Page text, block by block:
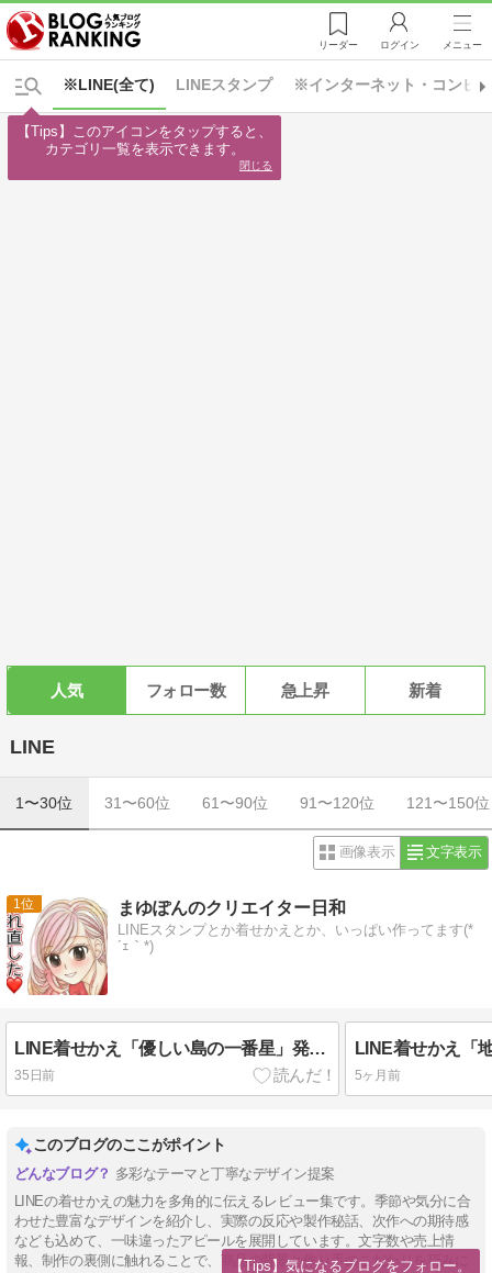
リーダー ログイン メニュー
※LINE(全て) ※インターネット・コンピ
LINEスタンプ
人気 フォロー数 急上昇 新着
LINE
1〜30位 31〜60位 61〜90位 91〜120位 121〜150位
画像表示 文字表示
1 まゆぽんのクリエイター日和
LINEスタンプとか着せかえとか、いっぱい作ってます(*
´ｪ｀*)
LINE着せかえ「優しい島の一番星」発売中です！
35日前 5ヶ月前
このブログのここがポイント
多彩なテーマと丁寧なデザイン提案
LINEの着せかえの魅力を多角的に伝えるレビュー集です。季節や気分に合
わせた豊富なデザインを紹介し、実際の反応や製作秘話、次作への期待感
なども込めて、一味違ったアピールを展開しています。文字数や売上情
報、制作の裏側に触れることで、商品の背景と作り手のこだわりを巧みに
【Tips】このアイコンをタップすると、
カテゴリ一覧を表示できます。
閉じる
【Tips】気になるブログをフォロー。